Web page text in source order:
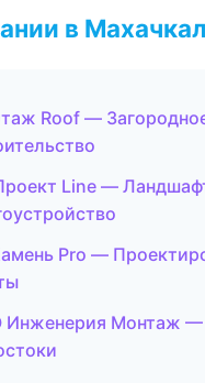
в
Roof —
Line —
Pro —
Монтаж —